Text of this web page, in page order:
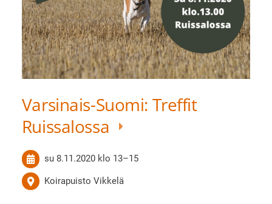
Varsinais-Suomi: Treffit
Ruissalossa
su 8.11.2020 klo 13–15
Koirapuisto Vikkelä